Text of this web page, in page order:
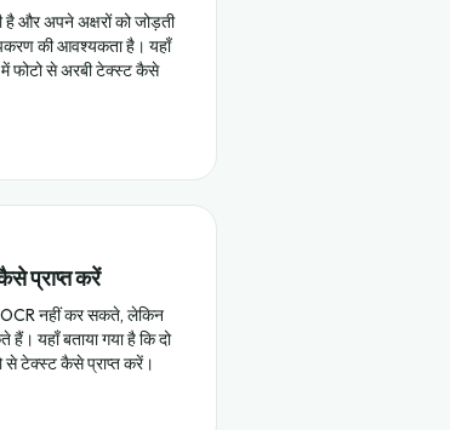
है और अपने अक्षरों को जोड़ती
की आवश्यकता है। यहाँ
में फोटो से अरबी टेक्स्ट कैसे
प्राप्त करें
नहीं कर सकते, लेकिन
यहाँ बताया गया है कि दो
से टेक्स्ट कैसे प्राप्त करें।